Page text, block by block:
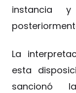
instancia
La
esta
sancionó